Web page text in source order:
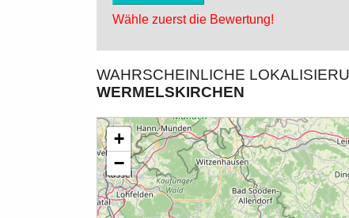
Wähle zuerst die Bewertung!
WAHRSCHEINLICHE
WERMELSKIRCHEN